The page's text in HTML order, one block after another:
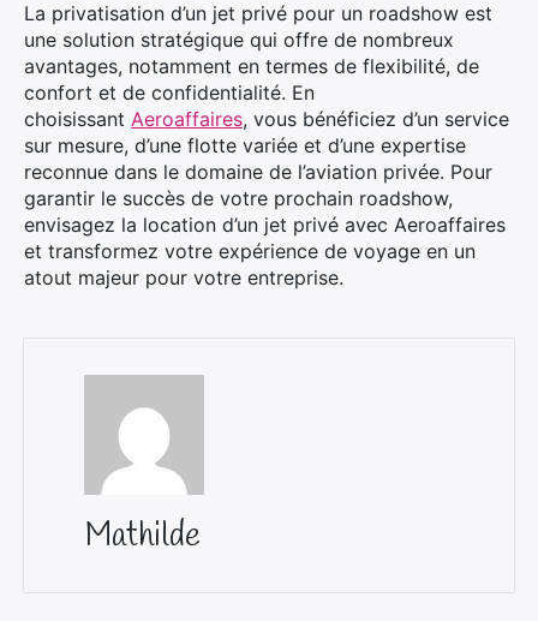
La privatisation d’un jet privé pour un roadshow est
une solution stratégique qui offre de nombreux
avantages, notamment en termes de flexibilité, de
confort et de confidentialité. En
choisissant Aeroaffaires, vous bénéficiez d’un service
sur mesure, d’une flotte variée et d’une expertise
reconnue dans le domaine de l’aviation privée. Pour
garantir le succès de votre prochain roadshow,
envisagez la location d’un jet privé avec Aeroaffaires
et transformez votre expérience de voyage en un
atout majeur pour votre entreprise.
Mathilde